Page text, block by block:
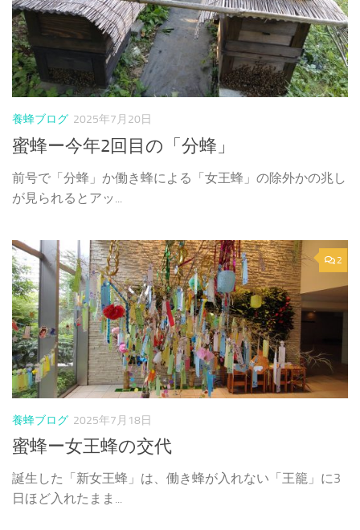
養蜂ブログ 2025年7月20日
蜜蜂ー今年2回目の「分蜂」
前号で「分蜂」か働き蜂による「女王蜂」の除外かの兆し
が見られるとアッ...
2
養蜂ブログ 2025年7月18日
蜜蜂ー女王蜂の交代
誕生した「新女王蜂」は、働き蜂が入れない「王籠」に3
日ほど入れたまま...